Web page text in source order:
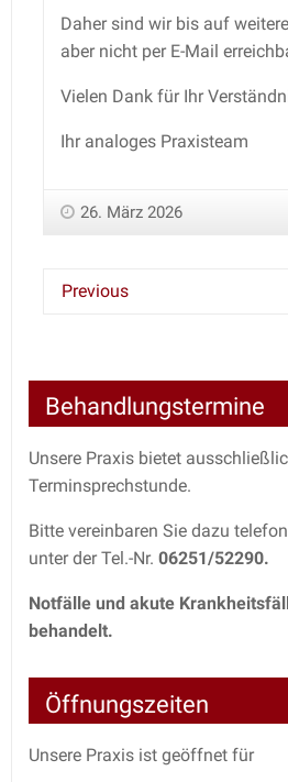
Daher sind wir bis auf
aber nicht per E-Mail
Vielen Dank für Ihr
Ihr analoges Praxisteam
26. März 2026
Previous
Behandlungstermine
Unsere Praxis bietet
Terminsprechstunde.
Bitte vereinbaren Sie dazu
unter der Tel.-Nr. 06251/52290.
Notfälle und akute
behandelt.
Öffnungszeiten
Unsere Praxis ist geöffnet für